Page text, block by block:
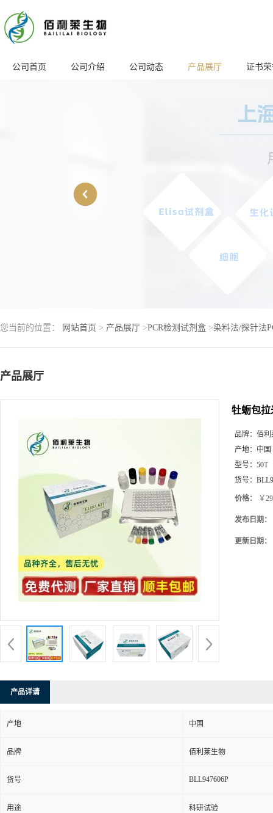
公司首页 公司介绍 公司动态 产品展厅 证书
您当前的位置： 网站首页 > 产品展厅 >PCR检测试剂盒 >染料法/探针法
产品展厅
牡蛎包
品牌： 佰利
产地： 中国
型号： 50T
货号：
价格： ￥
发布日期：
更新日期：
产品详请
产地 中国
品牌 佰利莱生物
货号 BLL947606P
用途 科研试验